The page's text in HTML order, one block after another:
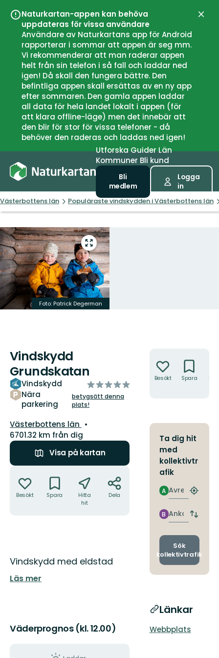
Naturkartan-appen kan behöva
uppdateras för vissa användare
Användare av Naturkartans app för Android
rapporterar i sommar att appen är seg mm.
Vi rekommenderar att man raderar appen
helt från sin telefon i så fall och laddar ned
igen! Då skall den fungera bättre. Den
befintliga appen skall ersättas av en ny app
efter sommaren. Den gamla appen laddar
all data för hela landet lokalt i appen (för
att klara offline-läge) men det innebär att
den blir för stor för vissa telefoner - då
behöver den raderas och laddas ned igen!
UtforskaGuiderLän
Kommuner Bli kund
Bli
medlem
Logga
in
Västerbottens län Populäraste vindskydden i Västerbottens län
Gå
till
helskärmsläge
Foto: Patrick Degerman
Vindskydd
Grundskatan
Vindskydd
Nära
parkering
av
5
stjärnor
betygsätt denna
plats!
Län:
Västerbottens län
6701.32 km från dig
Visa på kartan
Besökt Spara
Hitta
hit
Dela
Beskrivning
Vindskydd med eldstad
Läs mer
Väderprognos (kl. 12.00)
Besökt Spara
Ta dig hit
med
kollektivtr
afik
Avresa
A
Hitta
Ankomst
B
Byt
och
Sök
kollektivtrafik
Länkar
Webbplats